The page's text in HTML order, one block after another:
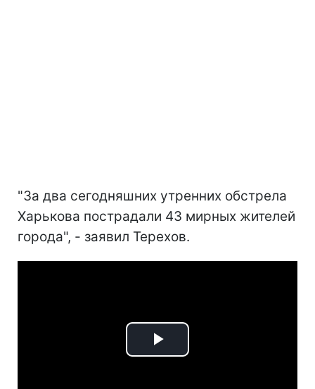
"За два сегодняшних утренних обстрела
Харькова пострадали 43 мирных жителей
города", - заявил Терехов.
Play